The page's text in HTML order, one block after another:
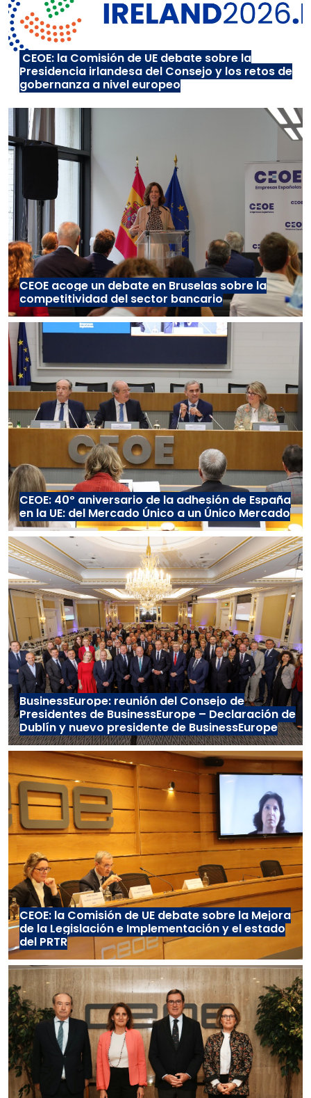
CEOE: la Comisión de UE debate sobre la
Presidencia irlandesa del Consejo y los retos de
gobernanza a nivel europeo
CEOE acoge un debate en Bruselas sobre la
competitividad del sector bancario
CEOE: 40º aniversario de la adhesión de España
en la UE: del Mercado Único a un Único Mercado
BusinessEurope: reunión del Consejo de
Presidentes de BusinessEurope – Declaración de
Dublín y nuevo presidente de BusinessEurope
CEOE: la Comisión de UE debate sobre la Mejora
de la Legislación e Implementación y el estado
del PRTR